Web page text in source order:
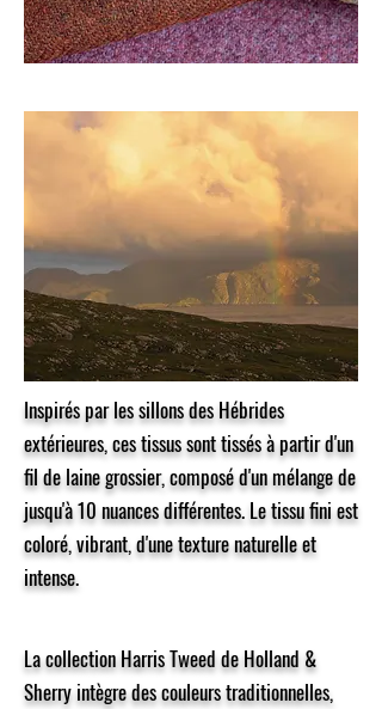
Inspirés par les sillons des Hébrides
extérieures, ces tissus sont tissés à partir d'un
fil de laine grossier, composé d'un mélange de
jusqu'à 10 nuances différentes. Le tissu fini est
coloré, vibrant, d'une texture naturelle et
intense.
La collection Harris Tweed de Holland &
Sherry intègre des couleurs traditionnelles,